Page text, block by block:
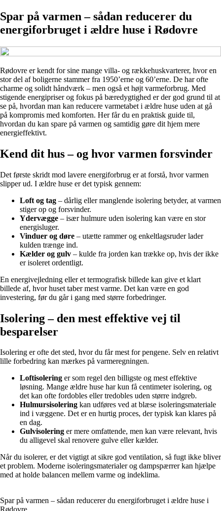
Spar på varmen – sådan reducerer du
energiforbruget i ældre huse i Rødovre
Rødovre er kendt for sine mange villa- og rækkehuskvarterer, hvor en
stor del af boligerne stammer fra 1950’erne og 60’erne. De har ofte
charme og solidt håndværk – men også et højt varmeforbrug. Med
stigende energipriser og fokus på bæredygtighed er der god grund til at
se på, hvordan man kan reducere varmetabet i ældre huse uden at gå
på kompromis med komforten. Her får du en praktisk guide til,
hvordan du kan spare på varmen og samtidig gøre dit hjem mere
energieffektivt.
Kend dit hus – og hvor varmen forsvinder
Det første skridt mod lavere energiforbrug er at forstå, hvor varmen
slipper ud. I ældre huse er det typisk gennem:
Loft og tag – dårlig eller manglende isolering betyder, at varmen
stiger op og forsvinder.
Ydervægge – især hulmure uden isolering kan være en stor
energisluger.
Vinduer og døre – utætte rammer og enkeltlagsruder lader
kulden trænge ind.
Kælder og gulv – kulde fra jorden kan trække op, hvis der ikke
er isoleret ordentligt.
En energivejledning eller et termografisk billede kan give et klart
billede af, hvor huset taber mest varme. Det kan være en god
investering, før du går i gang med større forbedringer.
Isolering – den mest effektive vej til
besparelser
Isolering er ofte det sted, hvor du får mest for pengene. Selv en relativt
lille forbedring kan mærkes på varmeregningen.
Loftisolering er som regel den billigste og mest effektive
løsning. Mange ældre huse har kun få centimeter isolering, og
det kan ofte fordobles eller tredobles uden større indgreb.
Hulmursisolering kan udføres ved at blæse isoleringsmateriale
ind i væggene. Det er en hurtig proces, der typisk kan klares på
en dag.
Gulvisolering er mere omfattende, men kan være relevant, hvis
du alligevel skal renovere gulve eller kælder.
Når du isolerer, er det vigtigt at sikre god ventilation, så fugt ikke bliver
et problem. Moderne isoleringsmaterialer og dampspærrer kan hjælpe
med at holde balancen mellem varme og indeklima.
Spar på varmen – sådan reducerer du energiforbruget i ældre huse i